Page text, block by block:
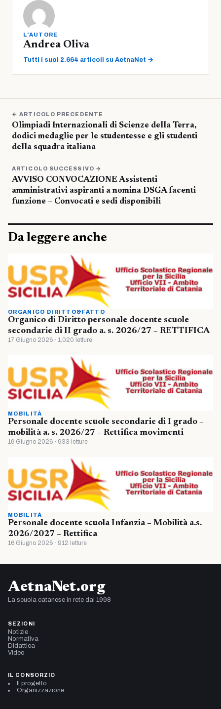
L'AUTORE
Andrea Oliva
Tutti i suoi 2.664 articoli su AetnaNet →
← ARTICOLO PRECEDENTE
Olimpiadi Internazionali di Scienze della Terra,
dodici medaglie per le studentesse e gli studenti
della squadra italiana
ARTICOLO SUCCESSIVO →
AVVISO CONVOCAZIONE Assistenti
amministrativi aspiranti a nomina DSGA facenti
funzione – Convocati e sedi disponibili
Da leggere anche
ORGANICO DIRITTO&FATTO
Organico di Diritto personale docente scuole
secondarie di II grado a. s. 2026/27 – RETTIFICA
17 Giugno 2026 · 1.020 letture
MOBILITÀ
Personale docente scuole secondarie di I grado –
mobilità a. s. 2026/27 – Rettifica movimenti
16 Giugno 2026 · 933 letture
MOBILITÀ
Personale docente scuola Infanzia – Mobilità a.s.
2026/2027 – Rettifica
16 Giugno 2026 · 912 letture
AetnaNet.org
La scuola catanese in rete dal 1998
SEZIONI
Notizie
Normativa
Didattica
Video
IL CONSORZIO
Il progetto
Organizzazione